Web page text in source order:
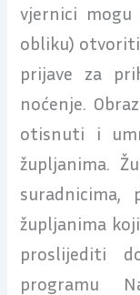
vjernici
obliku)
prijave za
noćenje.
otisnuti i
župljanima.
suradnicima,
župljanima
proslijediti
programu